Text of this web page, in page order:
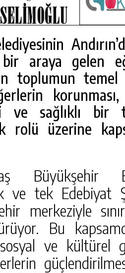
bir araya gelen
toplumun temel
ve sağlıklı bir
rolü üzerine
Büyükşehir
ve tek Edebiyat
merkeziyle
Bu
ve kültürel
HABER AKIŞI
KIZ KUR’AN KURSU
DARENDE GEZISI.